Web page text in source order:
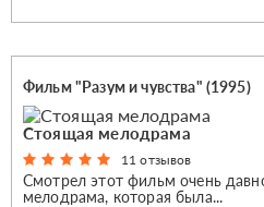
Фильм "Разум и чувства" (1995)
Стоящая мелодрама
11 отзывов
Смотрел этот фильм очень
мелодрама, которая была...